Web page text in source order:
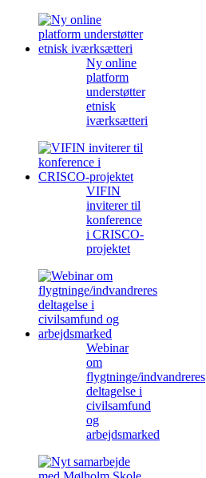
Ny online
platform
understøtter
etnisk
iværksætteri
VIFIN
inviterer til
konference
i CRISCO-
projektet
Webinar
om
flygtninge/indvandreres
deltagelse i
civilsamfund
og
arbejdsmarked